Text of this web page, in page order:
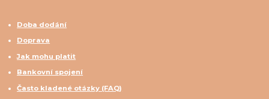
Doba dodání
Doprava
Jak mohu platit
Bankovní spojení
Často kladené otázky (FAQ)